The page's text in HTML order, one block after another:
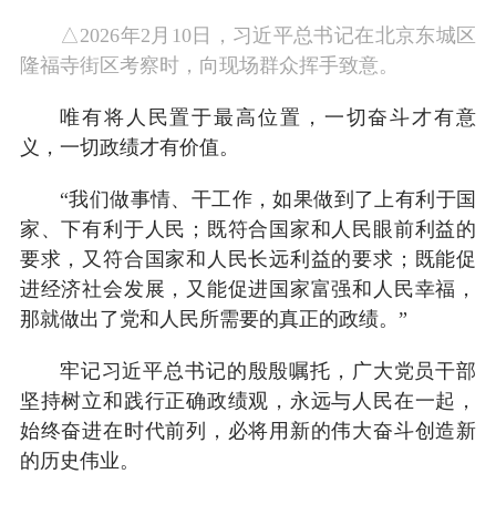
△2026年2月10日，习近平总书记在北京东城区
隆福寺街区考察时，向现场群众挥手致意。
唯有将人民置于最高位置，一切奋斗才有意
义，一切政绩才有价值。
“我们做事情、干工作，如果做到了上有利于国
家、下有利于人民；既符合国家和人民眼前利益的
要求，又符合国家和人民长远利益的要求；既能促
进经济社会发展，又能促进国家富强和人民幸福，
那就做出了党和人民所需要的真正的政绩。”
牢记习近平总书记的殷殷嘱托，广大党员干部
坚持树立和践行正确政绩观，永远与人民在一起，
始终奋进在时代前列，必将用新的伟大奋斗创造新
的历史伟业。